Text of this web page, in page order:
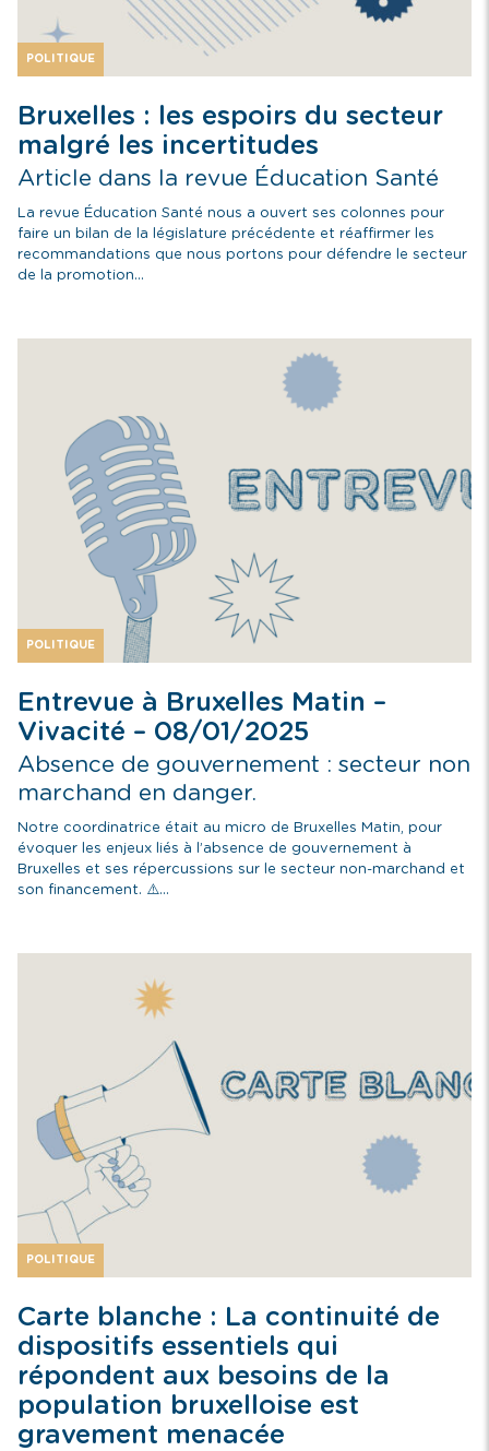
POLITIQUE
Bruxelles : les espoirs du secteur
malgré les incertitudes
Article dans la revue Éducation Santé
La revue Éducation Santé nous a ouvert ses colonnes pour
faire un bilan de la législature précédente et réaffirmer les
recommandations que nous portons pour défendre le secteur
de la promotion...
POLITIQUE
Entrevue à Bruxelles Matin –
Vivacité – 08/01/2025
Absence de gouvernement : secteur non
marchand en danger.
Notre coordinatrice était au micro de Bruxelles Matin, pour
évoquer les enjeux liés à l’absence de gouvernement à
Bruxelles et ses répercussions sur le secteur non-marchand et
son financement. ⚠️...
POLITIQUE
Carte blanche : La continuité de
dispositifs essentiels qui
répondent aux besoins de la
population bruxelloise est
gravement menacée